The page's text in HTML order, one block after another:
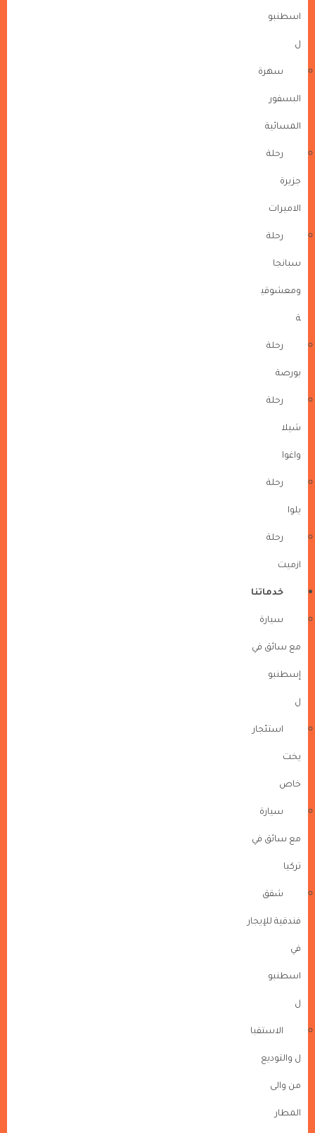
اسطنبو
ل
سهرة
البسفور
المسائية
رحلة
جزيرة
الاميرات
رحلة
سبانجا
ومعشوقي
ة
رحلة
بورصة
رحلة
شيلا
واغوا
رحلة
يلوا
رحلة
ازميت
خدماتنا
سيارة
مع سائق في
إسطنبو
ل
استئجار
يخت
خاص
سيارة
مع سائق في
تركيا
شقق
فندقية للإيجار
في
اسطنبو
ل
الاستقبا
ل والتوديع
من والى
المطار